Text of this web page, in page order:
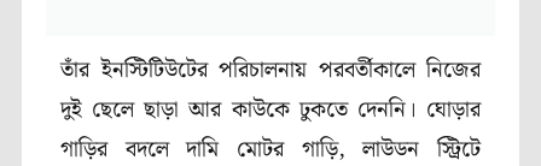
তাঁর ইনস্টিটিউটের পরিচালনায় পরবর্তীকালে নিজের
দুই ছেলে ছাড়া আর কাউকে ঢুকতে দেননি। ঘোড়ার
গাড়ির বদলে দামি মোটর গাড়ি, লাউডন স্ট্রিটে